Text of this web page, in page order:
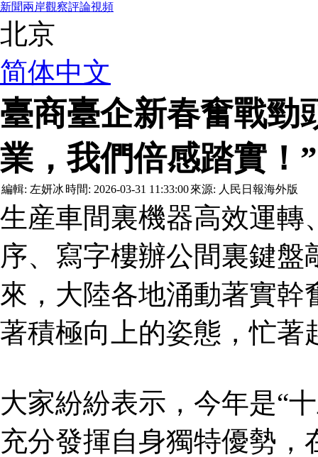
新聞兩岸觀察評論視頻
北京
简体中文
臺商臺企新春奮戰
業，我們倍感踏實！”
編輯: 左妍冰 時間: 2026-03-31 11:33:00來源: 人民日報海外版
生産車間裏機器高效運轉
序、寫字樓辦公間裏鍵
來，大陸各地涌動著實
著積極向上的姿態，忙著
大家紛紛表示，今年是“
充分發揮自身獨特優勢